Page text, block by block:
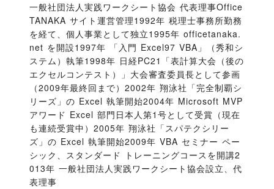
一般社団法人実践ワークシート協会 代表理事Office
TANAKA サイト運営管理1992年 税理士事務所勤務
を経て、個人事業として独立1995年 officetanaka.
net を開設1997年 「入門 Excel97 VBA」（秀和シ
ステム）執筆1998年 日経PC21「表計算大会（後の
エクセルコンテスト）」大会審査委員長として参画
（2009年最終回まで）2002年 翔泳社「完全制覇シ
リーズ」の Excel 執筆開始2004年 Microsoft MVP
アワード Excel 部門日本人第1号として受賞（現在
も連続受賞中）2005年 翔泳社「スパテクシリー
ズ」の Excel 執筆開始2009年 VBA セミナー ペー
シック、スタンダード トレーニングコースを開講2
013年 一般社団法人実践ワークシート協会設立、代
表理事